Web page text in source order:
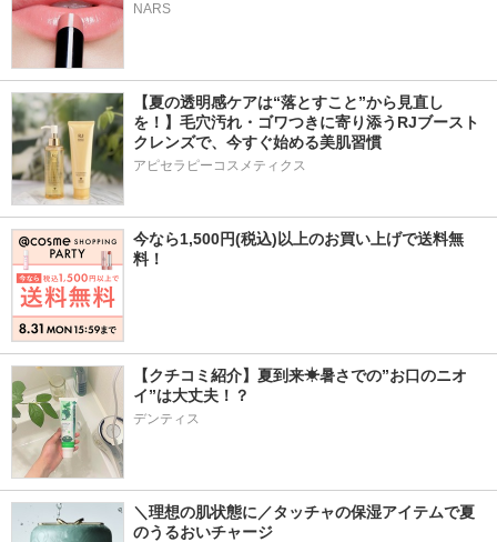
NARS
【夏の透明感ケアは“落とすこと”から見直し
を！】毛穴汚れ・ゴワつきに寄り添うRJブースト
クレンズで、今すぐ始める美肌習慣
アピセラピーコスメティクス
今なら1,500円(税込)以上のお買い上げで送料無
料！
【クチコミ紹介】夏到来☀暑さでの”お口のニオ
イ”は大丈夫！？
デンティス
＼理想の肌状態に／タッチャの保湿アイテムで夏
のうるおいチャージ